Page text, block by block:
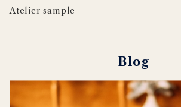
WILDLIFE GARDEN
ウッドボード
フラワーベース
Henry Dean
OFFICINA NATURALIS
ルームシューズ
tronco
Blabla Kids
DOING GOODS
Atelier sample
フラワーベース
Blog